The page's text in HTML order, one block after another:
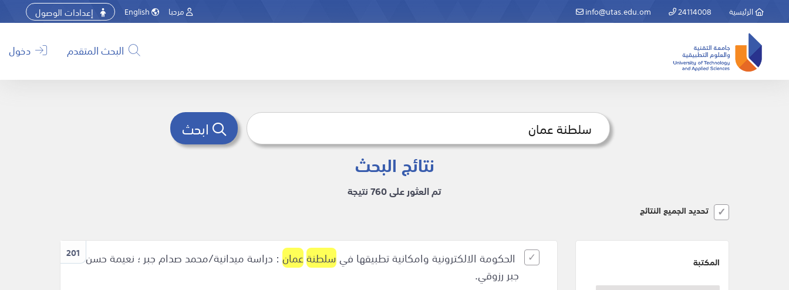
الرئيسية 24114008
info@utas.edu.om إعدادات الوصول مرحبا
البحث المتقدم دخول
نتائج البحث
تم العثور على 760 نتيجة
تحديد الجميع النتائج
المكتبة
201 الحكومة الالكترونية وامكانية تطبيقها فيسلطنةعمان : دراسة ميدانية/محمد صدام جبر ؛ نعيمة حسن
جبر رزوقي.